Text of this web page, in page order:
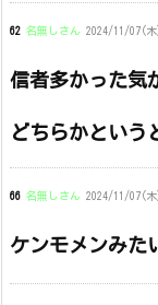
62 名無しさん 2024/11/07(
信者多かった気
どちらかという
66 名無しさん 2024/11/07(木
ケンモメンみた